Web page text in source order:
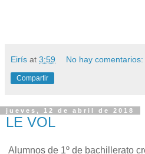
Eirís at 3:59 No hay comentarios:
Compartir
jueves, 12 de abril de 2018
LE VOL
Alumnos de 1º de bachillerato